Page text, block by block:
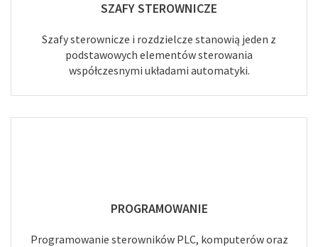
SZAFY STEROWNICZE
Szafy sterownicze i rozdzielcze stanowią jeden z
podstawowych elementów sterowania
współczesnymi układami automatyki.
PROGRAMOWANIE
Programowanie sterowników PLC, komputerów oraz